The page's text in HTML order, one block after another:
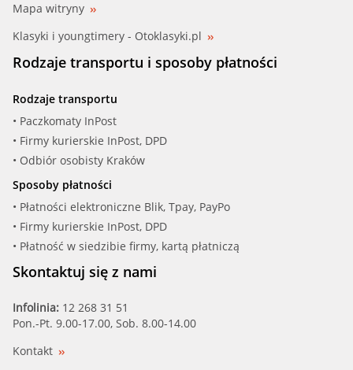
Mapa witryny
Klasyki i youngtimery - Otoklasyki.pl
Rodzaje transportu i sposoby płatności
Rodzaje transportu
• Paczkomaty InPost
• Firmy kurierskie InPost, DPD
• Odbiór osobisty Kraków
Sposoby płatności
• Płatności elektroniczne Blik, Tpay, PayPo
• Firmy kurierskie InPost, DPD
• Płatność w siedzibie firmy, kartą płatniczą
Skontaktuj się z nami
Infolinia: 12 268 31 51
Pon.-Pt. 9.00-17.00, Sob. 8.00-14.00
Kontakt